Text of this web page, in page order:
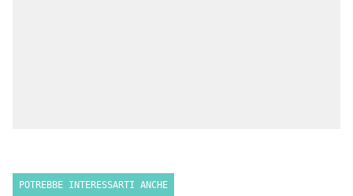
POTREBBE INTERESSARTI ANCHE